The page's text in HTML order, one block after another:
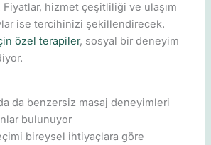
hizmet çeşitliliği ve ulaşım
ise tercihinizi şekillendirecek.
özel terapiler, sosyal bir deneyim
da benzersiz masaj deneyimleri
bulunuyor
bireysel ihtiyaçlara göre